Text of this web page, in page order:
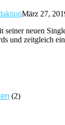
März 27,
seiner neuen
und zeitgleich
(2)